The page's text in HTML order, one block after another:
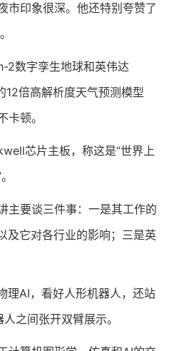
市印象很深。他还特别夸赞了
数字孪生地球和英伟达
倍高解析度天气预测模型
顿。
芯片主板，称这是“世界上
要谈三件事：一是其工作的
及它对各行业的影响；三是英
AI，看好人形机器人，还站
之间张开双臂展示。